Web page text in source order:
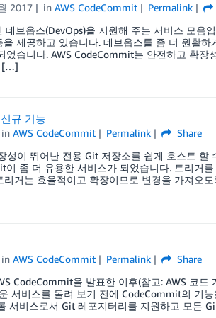
2017 inAWS CodeCommit Permalink
브옵스(DevOps)을 지원해 주는 서비스 모음
제공하고 있습니다. 데브옵스를 좀 더 원활
습니다. AWS CodeCommit는 안전하고 확
[…]
규 기능
inAWS CodeCommit Permalink
Share
성이 뛰어난 전용 Git 저장소를 쉽게 호스트
좀 더 유용한 서비스가 되었습니다. 트리거
거는 효율적이고 확장이므로 변경을 가져오
inAWS CodeCommit Permalink
Share
CodeCommit을 발표한 이후(참고: AWS 코
서비스를 돌려 보기 전에 CodeCommit의 기
서비스로서 Git 레포지터리를 지원하고 모든